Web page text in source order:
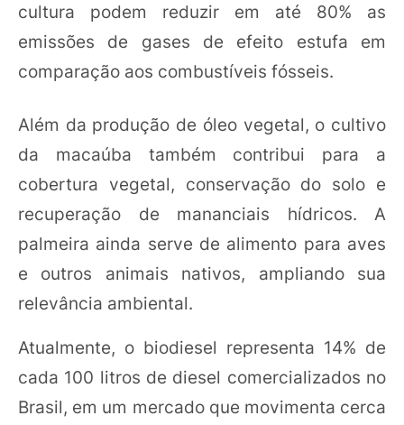
cultura podem reduzir em até 80% as
emissões de gases de efeito estufa em
comparação aos combustíveis fósseis.
Além da produção de óleo vegetal, o cultivo
da macaúba também contribui para a
cobertura vegetal, conservação do solo e
recuperação de mananciais hídricos. A
palmeira ainda serve de alimento para aves
e outros animais nativos, ampliando sua
relevância ambiental.
Atualmente, o biodiesel representa 14% de
cada 100 litros de diesel comercializados no
Brasil, em um mercado que movimenta cerca